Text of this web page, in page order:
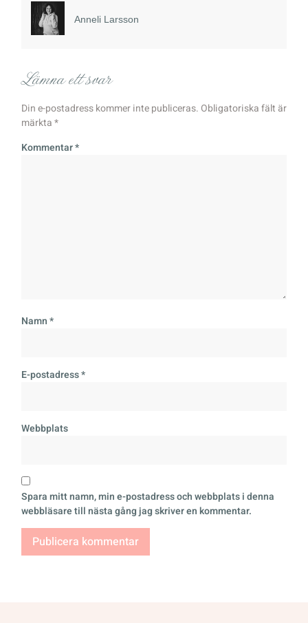
Anneli Larsson
Lämna ett svar
Din e-postadress kommer inte publiceras. Obligatoriska fält är
märkta*
Kommentar*
Namn*
E-postadress*
Webbplats
Spara mitt namn, min e-postadress och webbplats i denna
webbläsare till nästa gång jag skriver en kommentar.